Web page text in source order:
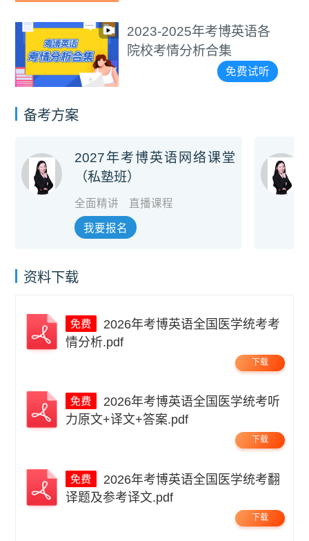
2023-2025年考博英语各
院校考情分析合集
免费试听
备考方案
2027年考博英语网络课堂
（私塾班）
全面精讲 直播课程
我要报名
资料下载
情分析.pdf
下载
力原文+译文+答案.pdf
下载
译题及参考译文.pdf
下载